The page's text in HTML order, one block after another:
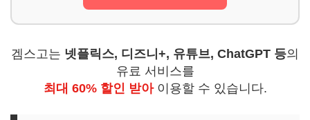
겜스고는 넷플릭스, 디즈니+, 유튜브, ChatGPT 등의
유료 서비스를
최대 60% 할인 받아이용할 수 있습니다.